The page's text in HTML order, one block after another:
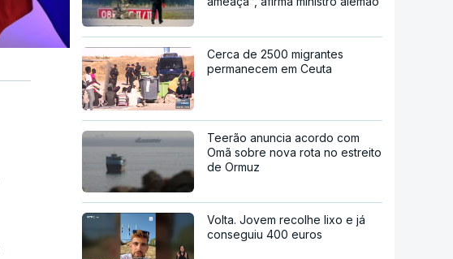
Cerca de 2500 migrantes
permanecem em Ceuta
Teerão anuncia acordo com
Omã sobre nova rota no estreito
de Ormuz
Volta. Jovem recolhe lixo e já
conseguiu 400 euros